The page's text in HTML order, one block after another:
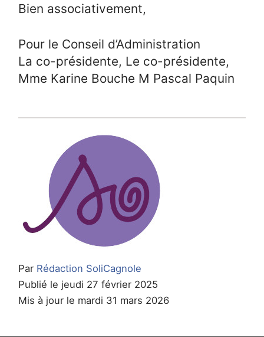
Bien associativement,
Pour le Conseil d’Administration
La co-présidente, Le co-présidente,
Mme Karine Bouche M Pascal Paquin
Par Rédaction SoliCagnole
Publié le jeudi 27 février 2025
Mis à jour le mardi 31 mars 2026